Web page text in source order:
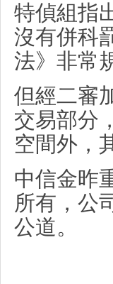
特偵組指
沒有併科
法》非常
但經二審
交易部分
空間外，
中信金昨
所有，公
公道。